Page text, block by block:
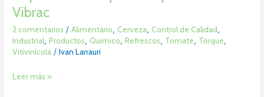
Vibrac
2 comentarios /Alimentario, Cerveza, Control de Calidad,
Industrial,Productos, Quimico,Refrescos, Tomate, Torque,
Vitivinícola /Ivan Larrauri
Leer más »